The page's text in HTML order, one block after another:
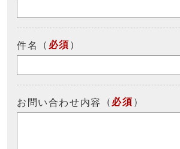
件名 （ 必須 ）
お問い合わせ内容 （ 必須 ）